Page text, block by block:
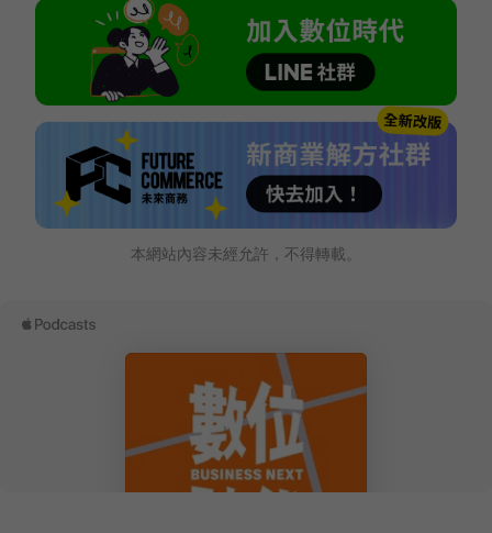
本網站內容未經允許，不得轉載。